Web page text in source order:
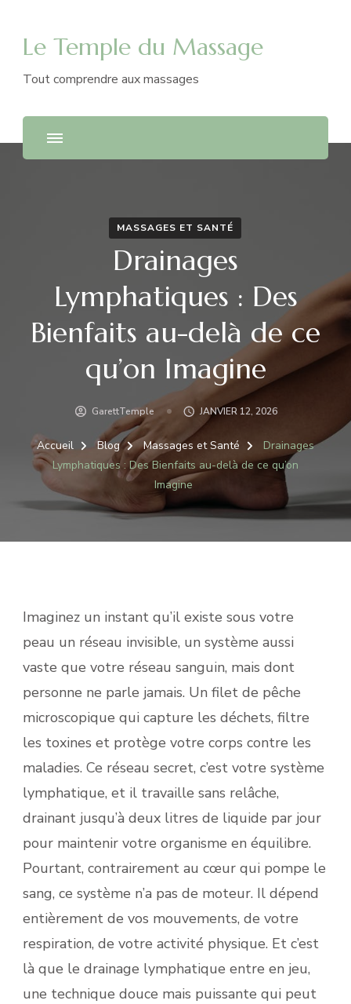
Le Temple du Massage
Tout comprendre aux massages
MASSAGES ET SANTÉ
Drainages
Lymphatiques : Des
Bienfaits au-delà de ce
qu’on Imagine
GarettTemple JANVIER 12, 2026
Accueil Blog Massages et Santé
Drainages
Lymphatiques : Des Bienfaits au-delà de ce qu’on
Imagine
Imaginez un instant qu’il existe sous votre
peau un réseau invisible, un système aussi
vaste que votre réseau sanguin, mais dont
personne ne parle jamais. Un filet de pêche
microscopique qui capture les déchets, filtre
les toxines et protège votre corps contre les
maladies. Ce réseau secret, c’est votre système
lymphatique, et il travaille sans relâche,
drainant jusqu’à deux litres de liquide par jour
pour maintenir votre organisme en équilibre.
Pourtant, contrairement au cœur qui pompe le
sang, ce système n’a pas de moteur. Il dépend
entièrement de vos mouvements, de votre
respiration, de votre activité physique. Et c’est
là que le drainage lymphatique entre en jeu,
une technique douce mais puissante qui peut